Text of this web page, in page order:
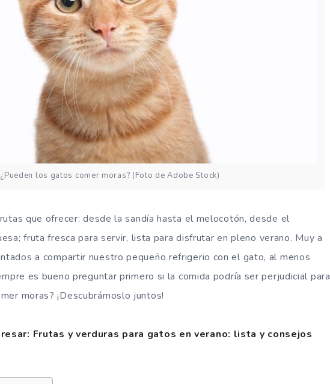
¿Pueden los gatos comer moras? (Foto de Adobe Stock)
que ofrecer: desde la sandía hasta el melocotón, desde el
fruta fresca para servir, lista para disfrutar en pleno verano. Muy a
a compartir nuestro pequeño refrigerio con el gato, al menos
es bueno preguntar primero si la comida podría ser perjudicial para
moras? ¡Descubrámoslo juntos!
Frutas y verduras para gatos en verano: lista y consejos